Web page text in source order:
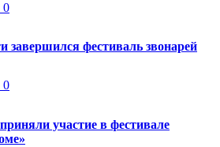
0
завершился фестиваль звонарей
0
участие в фестивале